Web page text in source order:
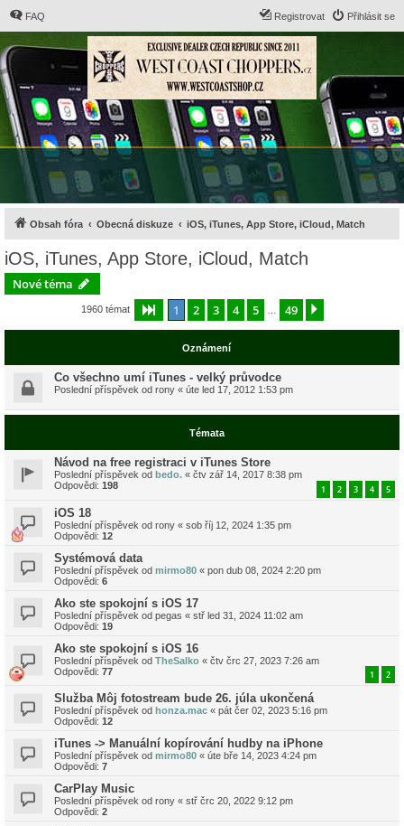
FAQ Přihlásit se
Registrovat
Obsah fóra Obecná diskuze iOS, iTunes, App Store, iCloud, Match
iOS, iTunes, App Store, iCloud, Match
Nové téma
1960 témat Stránka z 49
1 2 3 4 5 49
Oznámení
Co všechno umí iTunes - velký průvodce
Poslední příspěvek od rony « úte led 17, 2012 1:53 pm
Témata
Návod na free registraci v iTunes Store
Poslední příspěvek od bedo. « čtv zář 14, 2017 8:38 pm
Odpovědi: 198 1 2 3 4 5
iOS 18
Poslední příspěvek od rony « sob říj 12, 2024 1:35 pm
Odpovědi: 12
Systémová data
Poslední příspěvek od mirmo80 « pon dub 08, 2024 2:20 pm
Odpovědi: 6
Ako ste spokojní s iOS 17
Poslední příspěvek od pegas « stř led 31, 2024 11:02 am
Odpovědi: 19
Ako ste spokojní s iOS 16
Poslední příspěvek od TheSalko « čtv črc 27, 2023 7:26 am
Odpovědi: 77 1 2
Služba Môj fotostream bude 26. júla ukončená
Poslední příspěvek od honza.mac « pát čer 02, 2023 5:16 pm
Odpovědi: 12
iTunes -> Manuální kopírování hudby na iPhone
Poslední příspěvek od mirmo80 « úte bře 14, 2023 4:24 pm
Odpovědi: 7
CarPlay Music
Poslední příspěvek od rony « stř črc 20, 2022 9:12 pm
Odpovědi: 2